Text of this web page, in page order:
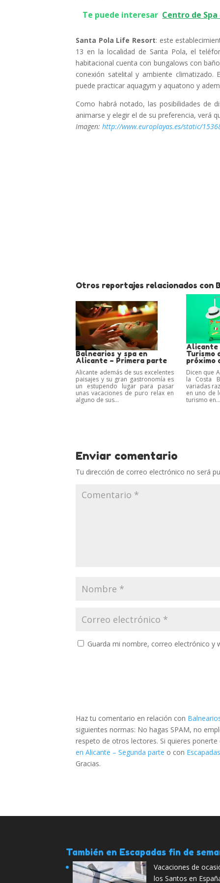
Te puede interesar Centro de
Santa Pola Life Resort: este
13 en la localidad de Santa Pola, el
habitacional cuenta con bungalows con
conexión satelital y ambiente climatizado.
puede practicar aquagym y aquatono y
Como habrá notado, las posibilidades de
animarse y elegir el de su preferencia, verá
Imagen:http://www.europlayas.es/static/
Otros reportajes relacionados con
Balnearios y spa en
Alicante – Primera parte
Alicante además de sus excelentes
paisajes y su gran gastronomía es
un estupendo lugar para pasar
unas vacaciones de puro relax en
alguno de sus...
Alicante
Turismo
próximo
Dicen que
la Costa
variadas
en uno de
turismo en...
Enviar comentario
Tu dirección de correo electrónico no será
Guarda mi nombre, correo electrónico y
Haz tu comentario en relación con
siguientes normas: No hagas SPAM, no
respeto de otros lectores. Si quieres
en Alicante – Segunda parte o con
Gracias.
También en Escapadas fin de
Vacaciones de
los Santos en